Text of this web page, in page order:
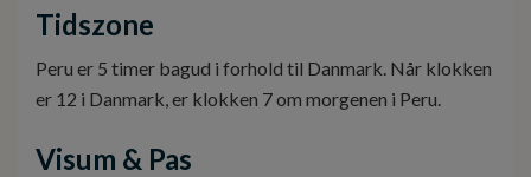
Tidszone
Peru er 5 timer bagud i forhold til Danmark. Når klokken
er 12 i Danmark, er klokken 7 om morgenen i Peru.
Visum & Pas